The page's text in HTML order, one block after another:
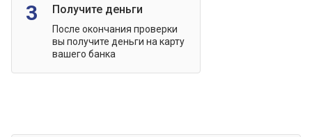
3 Получите деньги
После окончания проверки
вы получите деньги на карту
вашего банка